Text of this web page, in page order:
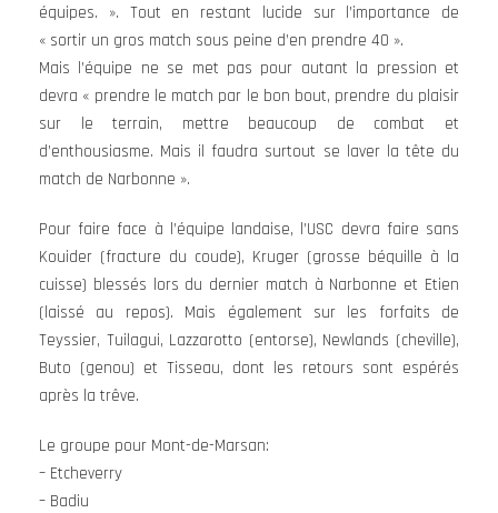
équipes. ». Tout en restant lucide sur l’importance de
« sortir un gros match sous peine d’en prendre 40 ».
Mais l’équipe ne se met pas pour autant la pression et
devra « prendre le match par le bon bout, prendre du plaisir
sur le terrain, mettre beaucoup de combat et
d’enthousiasme. Mais il faudra surtout se laver la tête du
match de Narbonne ».
Pour faire face à l’équipe landaise, l’USC devra faire sans
Kouider (fracture du coude), Kruger (grosse béquille à la
cuisse) blessés lors du dernier match à Narbonne et Etien
(laissé au repos). Mais également sur les forfaits de
Teyssier, Tuilagui, Lazzarotto (entorse), Newlands (cheville),
Buto (genou) et Tisseau, dont les retours sont espérés
après la trêve.
Le groupe pour Mont-de-Marsan:
– Etcheverry
– Badiu